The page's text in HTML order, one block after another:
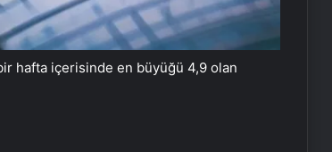
hafta içerisinde en büyüğü 4,9 olan